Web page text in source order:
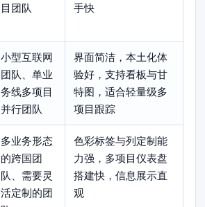
目团队
手快
小型互联网
团队、单业
务线多项目
并行团队
界面简洁，本土化体
验好，支持看板与甘
特图，适合轻量级多
项目跟踪
多业务形态
的跨国团
队、需要灵
活定制的团
色彩标签与列定制能
力强，多项目仪表盘
搭建快，信息展示直
观